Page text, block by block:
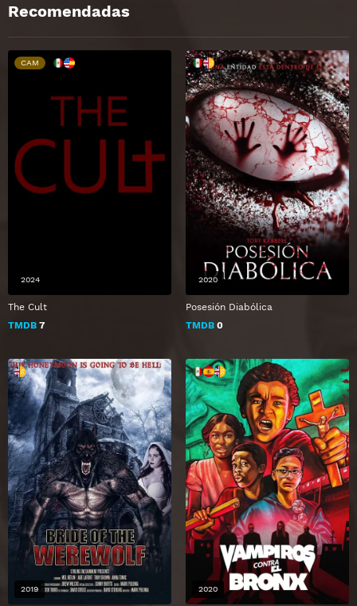
Recomendadas
The Cult
TMDB 7
CAM
2024
Posesión Diabólica
TMDB 0
2020
2019 2020